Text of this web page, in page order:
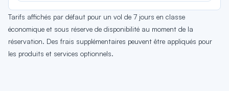
Tarifs affichés par défaut pour un vol de 7 jours en classe
économique et sous réserve de disponibilité au moment de la
réservation. Des frais supplémentaires peuvent être appliqués pour
les produits et services optionnels.